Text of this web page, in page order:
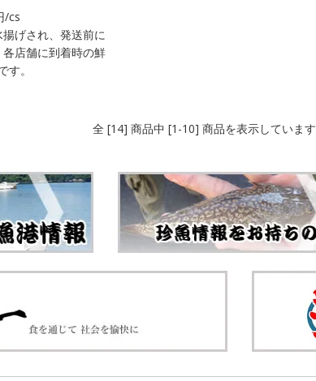
/cs
げされ、発送前に
店舗に到着時の鮮
す。
全 [14] 商品中 [1-10] 商品を表示しています